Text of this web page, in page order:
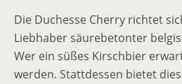
Die Duchesse Cherry richtet
Liebhaber säurebetonter
Wer ein süßes Kirschbier
werden. Stattdessen bietet